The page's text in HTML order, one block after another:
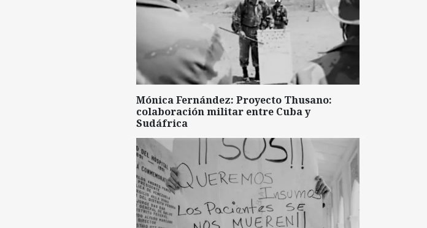
Mónica Fernández: Proyecto Thusano:
colaboración militar entre Cuba y
Sudáfrica